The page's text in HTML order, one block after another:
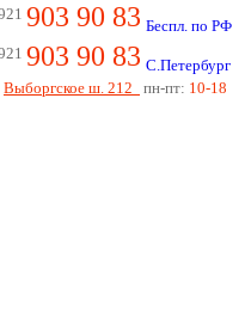
903 90 83 Беспл. по РФ
903 90 83 С.Петербург
Выборгское ш. 212
пн-пт: 10-18